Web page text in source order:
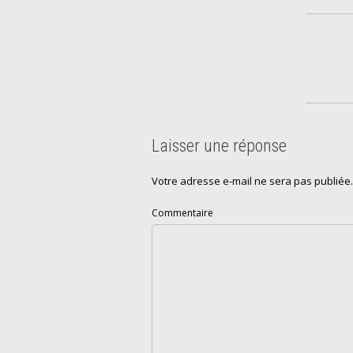
Laisser une réponse
Votre adresse e-mail ne sera pas publiée.
Commentaire